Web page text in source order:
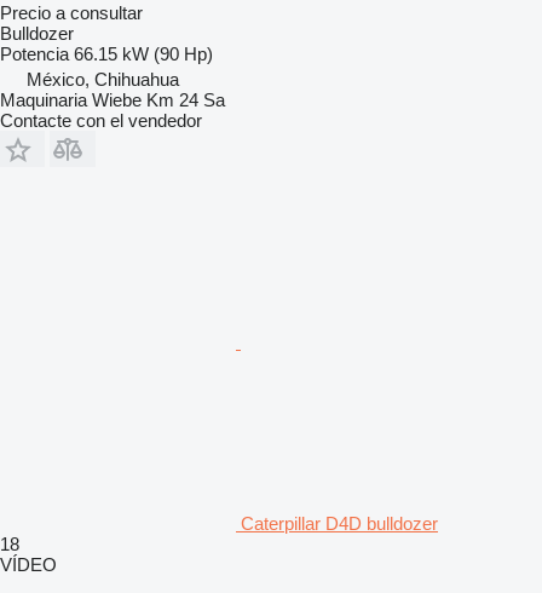
Precio a consultar
Bulldozer
Potencia 66.15 kW (90 Hp)
México, Chihuahua
Maquinaria Wiebe Km 24 Sa
Contacte con el vendedor
Caterpillar D4D bulldozer
18
VÍDEO